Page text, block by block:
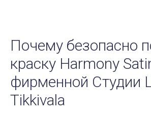
Почему безопасно
краску Harmony
фирменной Студии
Tikkivala